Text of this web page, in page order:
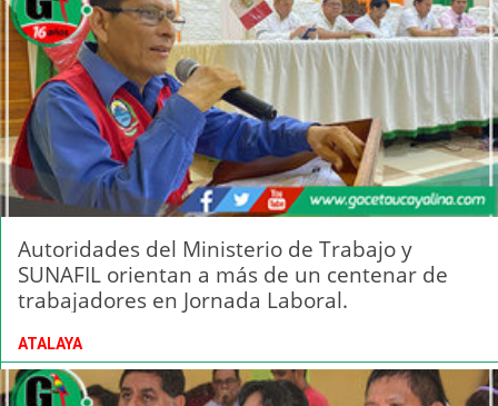
Autoridades del Ministerio de Trabajo y
SUNAFIL orientan a más de un centenar de
trabajadores en Jornada Laboral.
ATALAYA